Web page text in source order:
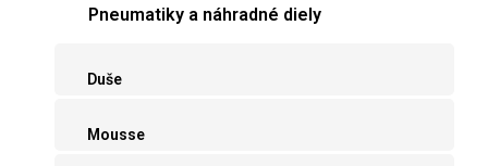
Pneumatiky a náhradné diely
Duše
Mousse